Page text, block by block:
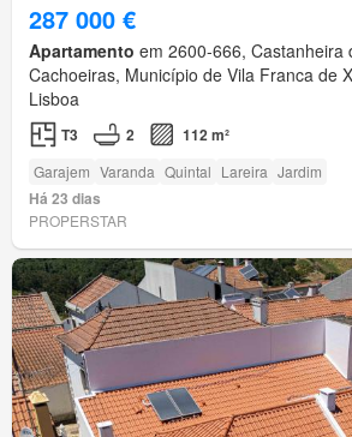
287 000 €
Apartamento em 2600-666, Castanheira
Cachoeiras, Município de Vila Franca de
Lisboa
T3 2 112 m²
Garajem Varanda Quintal Lareira Jardim
Há 23 dias
PROPERSTAR